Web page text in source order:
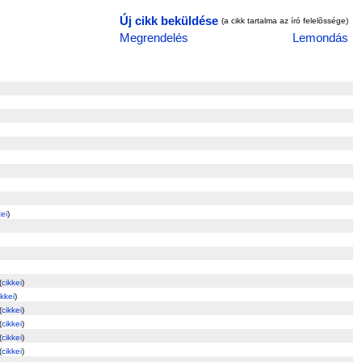
Új cikk beküldése (a cikk tartalma az író felelõssége)
Megrendelés Lemondás
)
(cikkei)
)
(cikkei)
(cikkei)
(cikkei)
(cikkei)